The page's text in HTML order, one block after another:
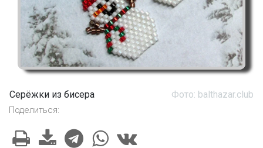
Серёжки из бисера Фото: balthazar.club
Поделиться: